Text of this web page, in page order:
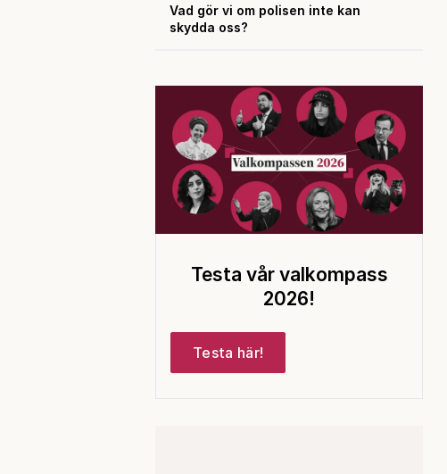
Vad gör vi om polisen inte kan
skydda oss?
Testa vår valkompass
2026!
Testa här!